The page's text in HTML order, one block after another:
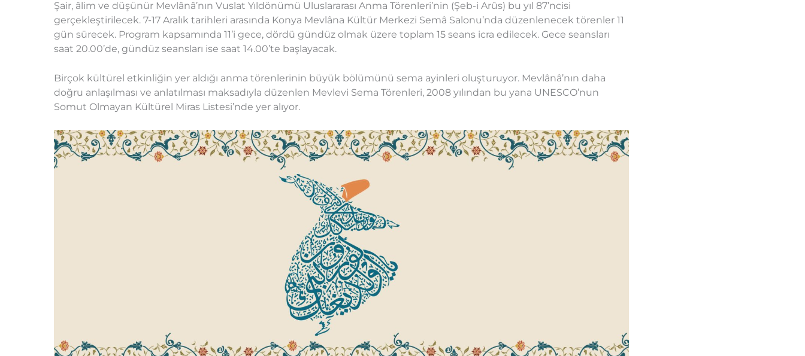
Şair, âlim ve düşünür Mevlânâ’nın Vuslat Yıldönümü Uluslararası Anma Törenleri’nin (Şeb-i Arûs) bu yıl 87’ncisi
gerçekleştirilecek. 7-17 Aralık tarihleri arasında Konya Mevlâna Kültür Merkezi Semâ Salonu’nda düzenlenecek törenler 11
gün sürecek. Program kapsamında 11’i gece, dördü gündüz olmak üzere toplam 15 seans icra edilecek. Gece seansları
saat 20.00’de, gündüz seansları ise saat 14.00’te başlayacak.
Birçok kültürel etkinliğin yer aldığı anma törenlerinin büyük bölümünü sema ayinleri oluşturuyor. Mevlânâ’nın daha
doğru anlaşılması ve anlatılması maksadıyla düzenlen Mevlevi Sema Törenleri, 2008 yılından bu yana UNESCO’nun
Somut Olmayan Kültürel Miras Listesi’nde yer alıyor.